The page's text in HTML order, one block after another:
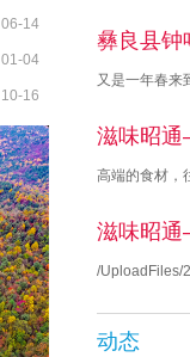
06-14
01-04
10-16
彝良县钟
又是一年春来
滋味昭
高端的食材，
滋味昭
/UploadFiles/
动态